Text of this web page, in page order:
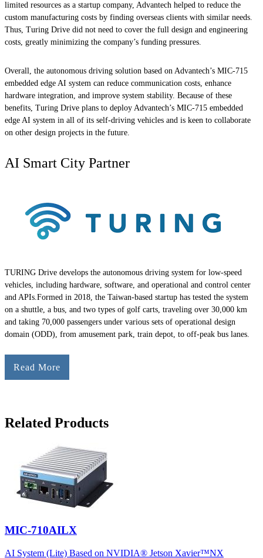
limited resources as a startup company, Advantech helped to reduce the
custom manufacturing costs by finding overseas clients with similar needs.
Thus, Turing Drive did not need to cover the full design and engineering
costs, greatly minimizing the company’s funding pressures.
Overall, the autonomous driving solution based on Advantech’s MIC-715
embedded edge AI system can reduce communication costs, enhance
hardware integration, and improve system stability. Because of these
benefits, Turing Drive plans to deploy Advantech’s MIC-715 embedded
edge AI system in all of its self-driving vehicles and is keen to collaborate
on other design projects in the future.
AI Smart City Partner
TURING Drive develops the autonomous driving system for low-speed
vehicles, including hardware, software, and operational and control center
and APIs.Formed in 2018, the Taiwan-based startup has tested the system
on a shuttle, a bus, and two types of golf carts, traveling over 30,000 km
and taking 70,000 passengers under various sets of operational design
domain (ODD), from amusement park, train depot, to off-peak bus lanes.
Read More
Related Products
MIC-710AILX
AI System (Lite) Based on NVIDIA® Jetson Xavier™NX